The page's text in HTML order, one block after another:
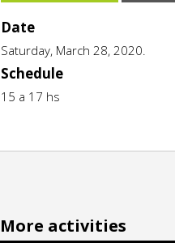
Date
Saturday, March 28, 2020.
Schedule
15 a 17 hs
More activities